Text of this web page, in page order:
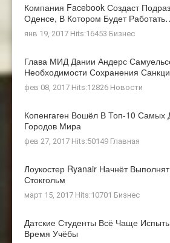
Компания Facebook Создаст
Оденсе, В Котором Будет
янв 19, 2017 Hits:16453 Бизнес
Глава МИД Дании Андерс
Необходимости Сохранения
фев 08, 2017 Hits:12826 Новости
Копенгаген Вошёл В Топ-10
Городов Мира
фев 27, 2017 Hits:50149 Главная
Лоукостер Ryanair Начнёт
Стокгольм
март 15, 2017 Hits:10701 Бизнес
Датские Студенты Всё Чаще
Время Учёбы